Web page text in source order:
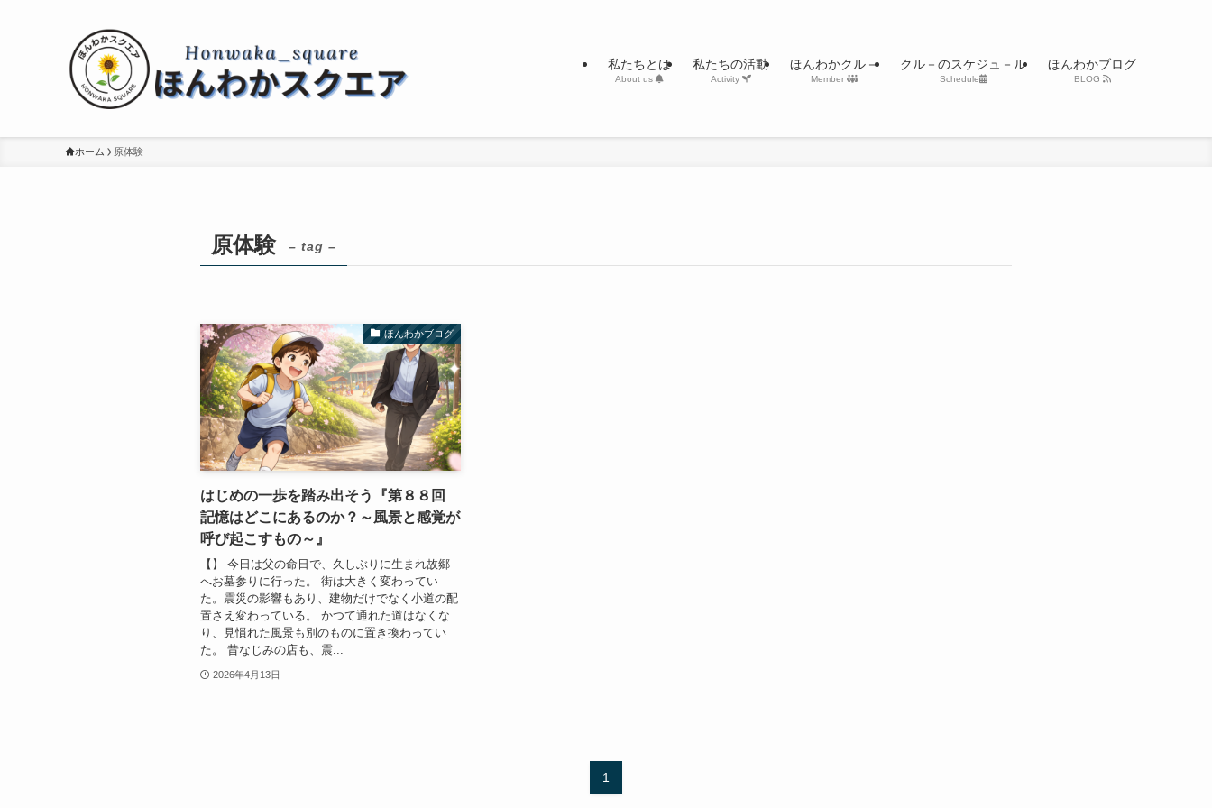
私たちとは
About us
私たちの活動
Activity
ほんわかクル－
Member
クル－のスケジュ－ル
Schedule
ほんわかブログ
BLOG
ホーム 原体験
原体験 – tag –
ほんわかブログ
はじめの一歩を踏み出そう『第８８回
記憶はどこにあるのか？～風景と感覚が
呼び起こすもの～』
【】 今日は父の命日で、久しぶりに生まれ故郷
へお墓参りに行った。 街は大きく変わってい
た。震災の影響もあり、建物だけでなく小道の配
置さえ変わっている。 かつて通れた道はなくな
り、見慣れた風景も別のものに置き換わってい
た。 昔なじみの店も、震...
2026年4月13日
1